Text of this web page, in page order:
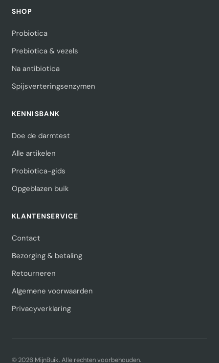
SHOP
Probiotica
Prebiotica & vezels
Na antibiotica
Spijsverteringsenzymen
KENNISBANK
Doe de darmtest
Alle artikelen
Probiotica-gids
Opgeblazen buik
KLANTENSERVICE
Contact
Bezorging & betaling
Retourneren
Algemene voorwaarden
Privacyverklaring
© 2026 MijnBuik. Alle rechten voorbehouden.